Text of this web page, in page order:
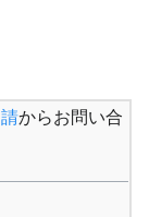
からお問い合